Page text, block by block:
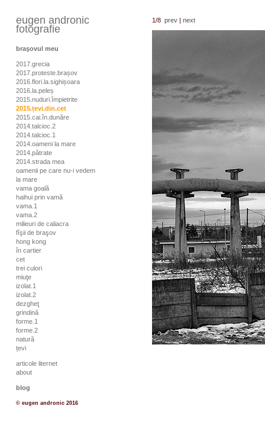
eugen andronic
fotografie
braşovul meu
2017.grecia
2017.proteste.brașov
2016.flori.la.sighișoara
2016.la.peleș
2015.nuduri.împietrite
2015.țevi.din.cet
2015.cai.în.dunăre
2014.talcioc.2
2014.talcioc.1
2014.oameni la mare
2014.pătrate
2014.strada mea
oamenii pe care nu-i vedem
la mare
vama goală
haihui prin vamă
vama.1
vama.2
milieuri de caliacra
fîşii de braşov
hong kong
în cartier
cet
trei culori
miuţe
izolat.1
izolat.2
dezgheţ
grindină
forme.1
forme.2
natură
țevi
articole liternet
about
blog
© eugen andronic 2016
1/8 prev | next